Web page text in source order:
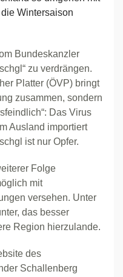
Wintersaison
Bundeskanzler
zu verdrängen.
Platter (ÖVP) bringt
zusammen, sondern
Das Virus
Ausland importiert
ist nur Opfer.
Folge
mit
versehen. Unter
das besser
Region hierzulande.
des
Schallenberg